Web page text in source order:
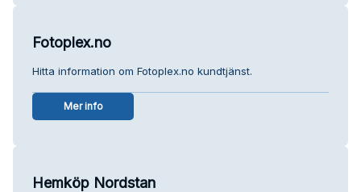
Fotoplex.no
Hitta information om Fotoplex.no kundtjänst.
Mer info
Hemköp Nordstan